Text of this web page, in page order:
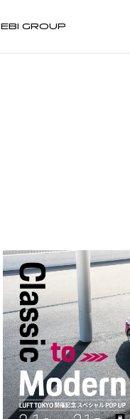
EBI GROUP